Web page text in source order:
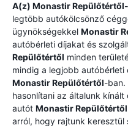
A(z) Monastir Repülőtértől
legtöbb autókölcsönző
ügynökségekkel Monastir
autóbérleti díjakat és
Repülőtértől minden
mindig a legjobb
Monastir Repülőtértől-ban.
hasonlítani az általunk
autót Monastir Repülőtértől
arról, hogy rajtunk